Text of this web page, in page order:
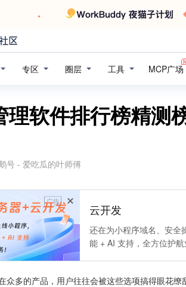
专区 圈层 工具 MCP广场
理软件排行榜精测
号 - 爱吃瓜的叶师傅
广告
云开发
还在为小程序域名、安全
能 + AI 支持，全方位护航
众多的产品，用户往往会被这些选项搞得眼花